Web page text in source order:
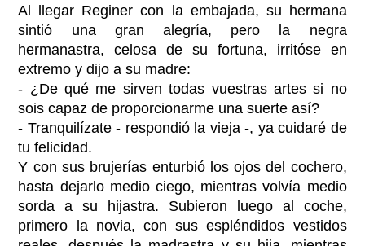
Al llegar Reginer con la embajada, su hermana
sintió una gran alegría, pero la negra
hermanastra, celosa de su fortuna, irritóse en
extremo y dijo a su madre:
- ¿De qué me sirven todas vuestras artes si no
sois capaz de proporcionarme una suerte así?
- Tranquilízate - respondió la vieja -, ya cuidaré de
tu felicidad.
Y con sus brujerías enturbió los ojos del cochero,
hasta dejarlo medio ciego, mientras volvía medio
sorda a su hijastra. Subieron luego al coche,
primero la novia, con sus espléndidos vestidos